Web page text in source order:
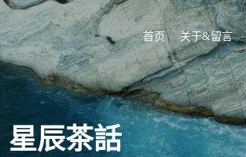
首页 关于&留言
星辰茶話